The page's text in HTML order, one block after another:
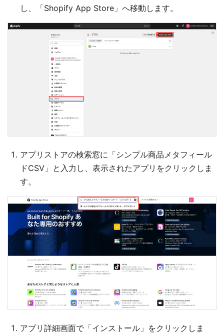
し、「Shopify App Store」へ移動します。
アプリストアの検索窓に「シンプル商品メタフィール
ドCSV」と入力し、表示されたアプリをクリックしま
す。
アプリ詳細画面で「インストール」をクリックしま